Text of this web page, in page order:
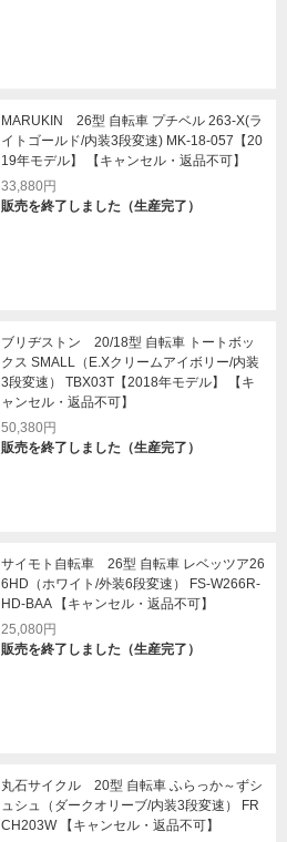
MARUKIN 26型 自転車 プチベル 263-X(ラ
イトゴールド/内装3段変速) MK-18-057【20
19年モデル】 【キャンセル・返品不可】
33,880円
販売を終了しました（生産完了）
ブリヂストン 20/18型 自転車 トートボッ
クス SMALL（E.Xクリームアイボリー/内装
3段変速） TBX03T【2018年モデル】 【キ
ャンセル・返品不可】
50,380円
販売を終了しました（生産完了）
サイモト自転車 26型 自転車 レベッツア26
6HD（ホワイト/外装6段変速） FS-W266R-
HD-BAA 【キャンセル・返品不可】
25,080円
販売を終了しました（生産完了）
丸石サイクル 20型 自転車 ふらっか～ずシ
ュシュ（ダークオリーブ/内装3段変速） FR
CH203W 【キャンセル・返品不可】